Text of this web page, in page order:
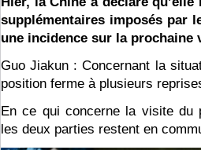
supplémentaires imposés par
une incidence sur la prochaine
Guo Jiakun : Concernant la
position ferme à plusieurs
En ce qui concerne la visite du
les deux parties restent en